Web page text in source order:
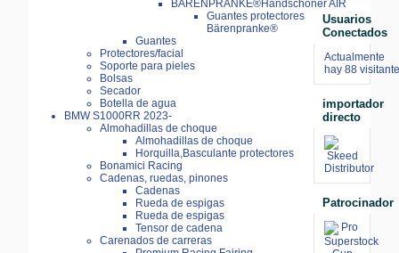
BÄRENPRANKE®Handschoner AIR
Guantes protectores
Bärenpranke®
Guantes
Protectores/facial
Soporte para pieles
Bolsas
Secador
Botella de agua
BMW S1000RR 2023-
Almohadillas de choque
Almohadillas de choque
Horquilla,Basculante protectores
Bonamici Racing
Cadenas, ruedas, pinones
Cadenas
Rueda de espigas
Rueda de espigas
Tensor de cadena
Carenados de carreras
Usuarios
Conectados
Actualmente
hay 88
importador
directo
Patrocinador